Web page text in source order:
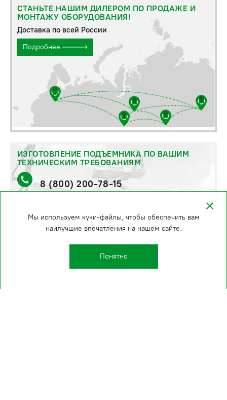
СТАНЬТЕ НАШИМ ДИЛЕРОМ ПО ПРОДАЖЕ И
МОНТАЖУ ОБОРУДОВАНИЯ!
Доставка по всей России
Подробнее
ИЗГОТОВЛЕНИЕ ПОДЪЕМНИКА ПО ВАШИМ
ТЕХНИЧЕСКИМ ТРЕБОВАНИЯМ
8 (800) 200-78-15
стоимость и сроки уточняйте по телефону
Мы используем куки-файлы, чтобы обеспечить вам
наилучшие впечатления на нашем сайте.
Понятно